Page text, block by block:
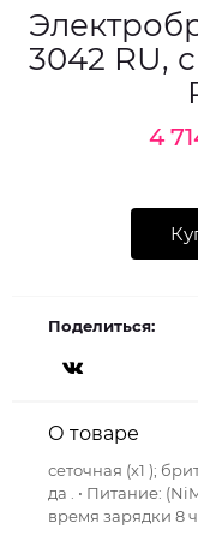
3042 RU,
4
Поделиться:
О товаре
сеточная (x1 );
да . • Питание:
время зарядки 8